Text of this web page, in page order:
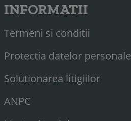
INFORMATII
Termeni si conditii
Protectia datelor personale
Solutionarea litigiilor
ANPC